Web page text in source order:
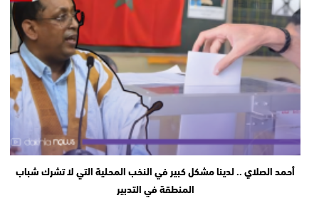
أحمد الصلاي .. لدينا مشكل كبير في النخب المحلية التي لا تشرك شباب
المنطقة في التدبير